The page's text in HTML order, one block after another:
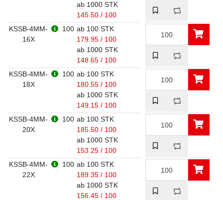
ab 1000 STK
145.50 / 100
KSSB-4MM-
16X
100 ab 100 STK
179.95 / 100
ab 1000 STK
148.65 / 100
KSSB-4MM-
18X
100 ab 100 STK
180.55 / 100
ab 1000 STK
149.15 / 100
KSSB-4MM-
20X
100 ab 100 STK
185.50 / 100
ab 1000 STK
153.25 / 100
KSSB-4MM-
22X
100 ab 100 STK
189.35 / 100
ab 1000 STK
156.45 / 100